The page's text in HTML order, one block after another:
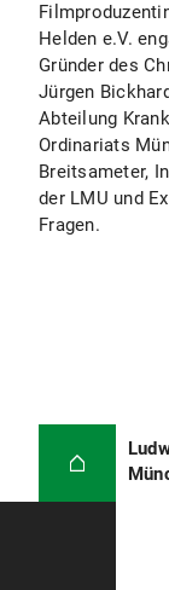
Helden e.V.
Gründer des
Jürgen
Abteilung
Ordinariats
Breitsameter,
der LMU und
Fragen.